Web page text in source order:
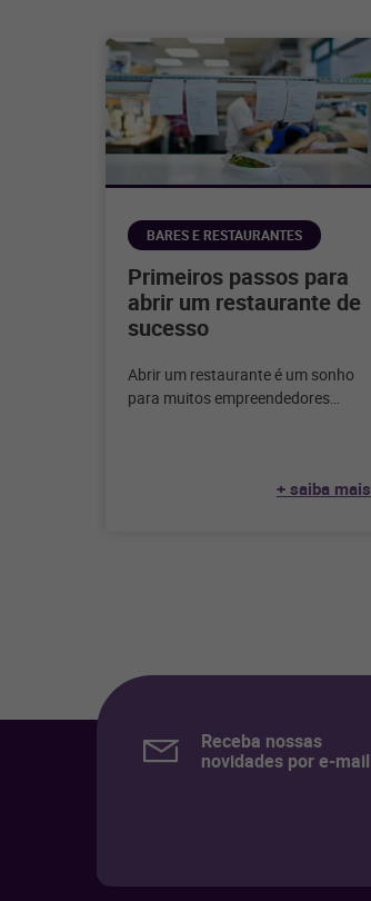
BARES E RESTAURANTES
Primeiros passos para
abrir um restaurante de
sucesso
Abrir um restaurante é um sonho
para muitos empreendedores
+ saiba mais
Receba nossas
novidades por e-mail